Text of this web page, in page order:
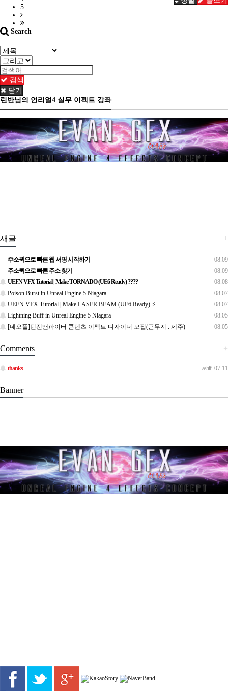
5
Search
검색
닫기
린반님의 언리얼4 실무 이펙트 강좌
+
새글
08.09
주소퀵으로 빠른 웹 서핑 시작하기
08.09
주소퀵으로 빠른 주소 찾기
08.08
UEFN VFX Tutorial | Make TORNADO (UE6 Ready) ????️
08.07
Poison Burst in Unreal Engine 5 Niagara
08.07
UEFN VFX Tutorial | Make LASER BEAM (UE6 Ready) ⚡
08.05
Lightning Buff in Unreal Engine 5 Niagara
08.05
[네오플]던전앤파이터 콘텐츠 이펙트 디자이너 모집(근무지 : 제주)
+
Comments
ashif 07.11
thanks
Banner